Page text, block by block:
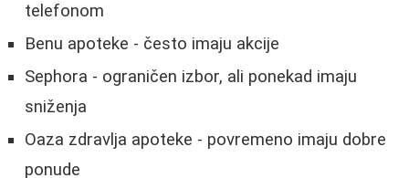
telefonom
Benu apoteke - često imaju akcije
Sephora - ograničen izbor, ali ponekad imaju
sniženja
Oaza zdravlja apoteke - povremeno imaju dobre
ponude